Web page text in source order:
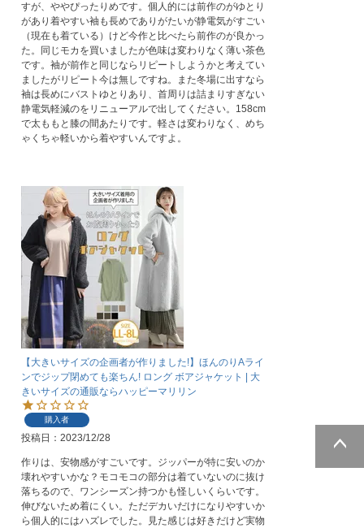
すが、ややぴったりめです。個人的には前作のがゆとり
があり着やすい袖も長めでありがたいが静電気がすごい
（現在も着ている）けど今作と比べたら前作のが良かっ
た。同じモカを買いましたが色味は変わりなく薄い茶色
です。袖が前作と同じならリピートしようかと考えてい
ましたがリピート今は無しですね。また冬場に出すなら
袖は長めにバストゆとりあり、首周りは詰まりすぎない
静電気軽減のをリニューアルで出してください。158cm
で太ももと膝の間あたりです。軽さは変わりなく、めち
ゃくちゃ軽いから着やすいんですよ。
【大きいサイズの企画者が作りました!】ほんのりAライ
ンでジップ閉めても楽ちん! ロング ボアジャケット | 大
きいサイズの通販ならハッピーマリリン
購入者
投稿日 2023/12/28
作りは、安物感がすごいです。ジッパーが特に安いのか
壊れやすいかな？モコモコの部分は着ていないのに抜け
落ちるので、ワンシーズン持つかも怪しいくらいです。
伸びないため着にくい。ただデカいだけになりやすいか
ら個人的にはハズレでした。見た感じは好きだけど実物
ページトッ